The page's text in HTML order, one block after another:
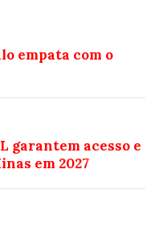
empata com o
garantem acesso e
em 2027